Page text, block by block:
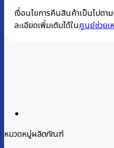
เงื่อนไขการคืนสินค้าเป็นไปตา
ละเอียดเพิ่มเติมได้ในศูนย์ช่วยเ
หมวดหมู่ผลิตภัณฑ์